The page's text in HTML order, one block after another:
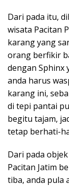
Dari pada itu,
wisata Pacitan
karang yang
orang berfikir
dengan Sphinx
anda harus
karang ini,
di tepi pantai
begitu tajam,
tetap berhati-
Dari pada
Pacitan Jatim
tiba, anda pula